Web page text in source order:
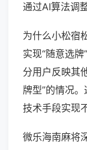
通过AI算法调
为什么小松宿
实现“随意选牌
分用户反映其
牌型”的情况
技术手段实现
微乐海南麻将